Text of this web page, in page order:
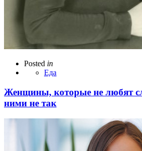
Posted in
Еда
Женщины, которые не любят
ними не так